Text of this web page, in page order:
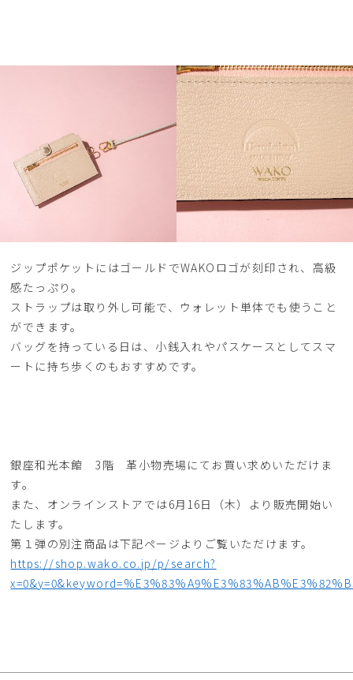
ジップポケットにはゴールドでWAKOロゴが刻印され、高級
感たっぷり。
ストラップは取り外し可能で、ウォレット単体でも使うこと
ができます。
バッグを持っている日は、小銭入れやパスケースとしてスマ
ートに持ち歩くのもおすすめです。
銀座和光本館 3階 革小物売場にてお買い求めいただけま
す。
また、オンラインストアでは6月16日（木）より販売開始い
たします。
第１弾の別注商品は下記ページよりご覧いただけます。
https://shop.wako.co.jp/p/search?